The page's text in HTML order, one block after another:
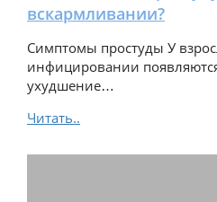
вскармливании?
Симптомы простуды У
инфицировании
ухудшение…
Читать..